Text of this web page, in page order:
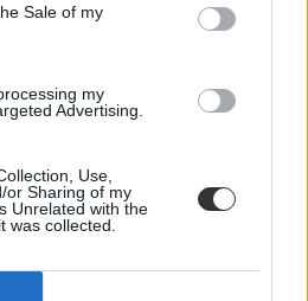
Sale of my
my
Advertising.
Use,
or Sharing of my
Unrelated with the
was collected.
lett a Sziget - ennyibe
fesztiválokon
lehet napijegyet vásárolni, míg a
VIP vendégként bulizni már egy napra
legnagyobb hazai fesztiválok idei